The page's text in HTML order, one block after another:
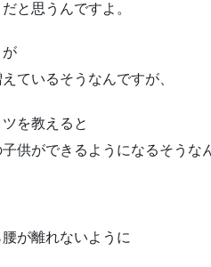
と思うんですよ。
が
ているそうなんですが、
を教えると
供ができるようになるそうな
が離れないように